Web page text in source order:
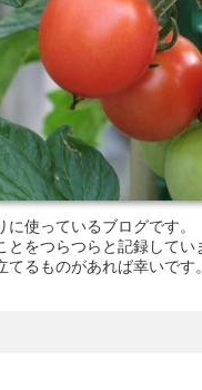
に使っているブログです。
とをつらつらと記録してい
てるものがあれば幸いです。